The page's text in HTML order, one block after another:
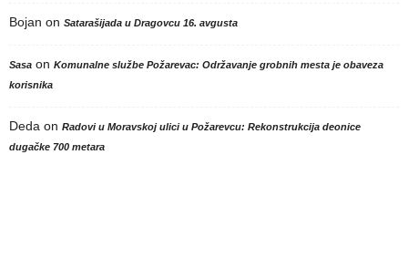
Bojan on Satarašijada u Dragovcu 16. avgusta
Sasa on Komunalne službe Požarevac: Održavanje grobnih mesta je obaveza
korisnika
Deda on Radovi u Moravskoj ulici u Požarevcu: Rekonstrukcija deonice
dugačke 700 metara